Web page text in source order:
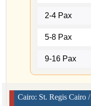
2-4 Pax
5-8 Pax
9-16 Pax
Cairo: St. Regis Cairo